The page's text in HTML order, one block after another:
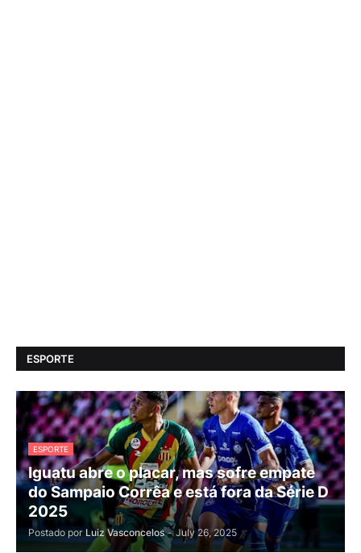
ESPORTE
ESPORTE
Iguatu abre o placar, mas sofre empate
do Sampaio Corrêa e está fora da Série D
2025
Postado por Luiz Vasconcelos - July 26, 2025